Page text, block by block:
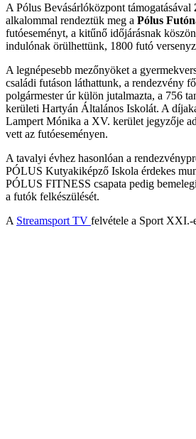
A Pólus Bevásárlóközpont támogatásával
alkalommal rendeztük meg a Pólus
futóeseményt, a kitűnő időjárásnak
indulónak örülhettünk, 1800 futó
A legnépesebb mezőnyöket a
családi futáson láthattunk, a rendezvény
polgármester úr külön jutalmazta, a 756
kerületi Hartyán Általános Iskolát. A
Lampert Mónika a XV. kerület jegyzője
vett az futóeseményen.
A tavalyi évhez hasonlóan a
PÓLUS Kutyakiképző Iskola érdekes
PÓLUS FITNESS csapata pedig
a futók felkészülését.
A Streamsport TV felvétele a Sport XXI.-